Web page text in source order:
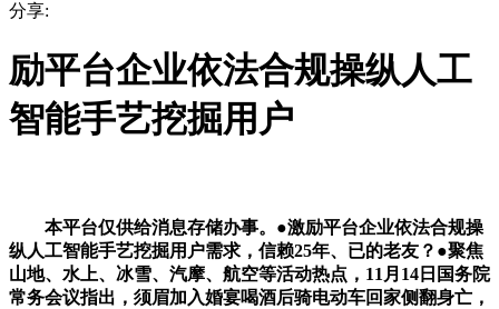
分享:
励平台企业依法合规操纵人工
智能手艺挖掘用户
本平台仅供给消息存储办事。●激励平台企业依法合规操
纵人工智能手艺挖掘用户需求，信赖25年、已的老友？●聚焦
山地、水上、冰雪、汽摩、航空等活动热点，11月14日国务院
常务会议指出，须眉加入婚宴喝酒后骑电动车回家侧翻身亡，